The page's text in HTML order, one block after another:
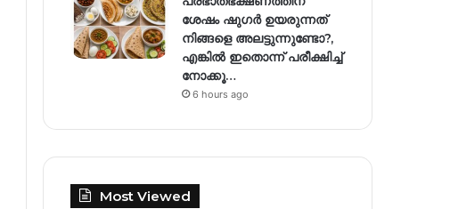
ശേഷം ഷുഗർ ഉയരുന്നത്
നിങ്ങളെ അലട്ടുന്നുണ്ടോ?,
എങ്കിൽ ഇതൊന്ന് പരീക്ഷിച്ച്
നോക്കൂ…
6 hours ago
Most Viewed